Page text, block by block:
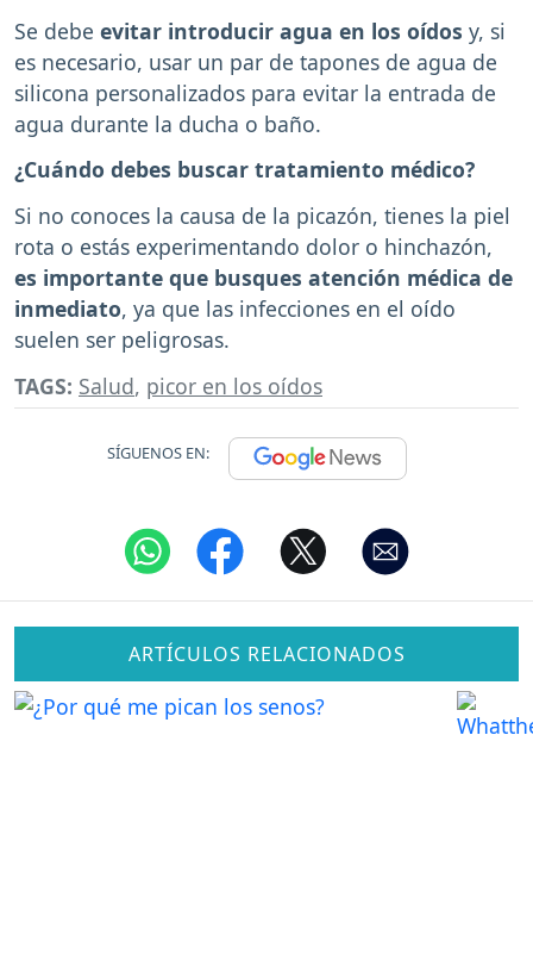
Se debe evitar introducir agua en los oídos y, si
es necesario, usar un par de tapones de agua de
silicona personalizados para evitar la entrada de
agua durante la ducha o baño.
¿Cuándo debes buscar tratamiento médico?
Si no conoces la causa de la picazón, tienes la piel
rota o estás experimentando dolor o hinchazón,
es importante que busques atención médica de
inmediato, ya que las infecciones en el oído
suelen ser peligrosas.
TAGS: Salud, picor en los oídos
SÍGUENOS EN:
ARTÍCULOS RELACIONADOS